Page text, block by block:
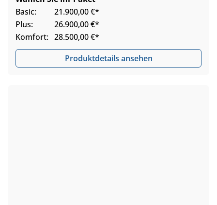
Basic:
21.900,00 €*
Plus:
26.900,00 €*
Komfort: 28.500,00 €*
Produktdetails ansehen